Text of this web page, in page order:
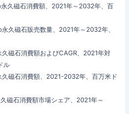
久磁石消費額、2021年～2032年、百
久磁石販売数量、2021年～2032年、
磁石消費額およびCAGR、2021年対
ル
磁石消費額、2021-2032年、百万米ド
磁石消費額市場シェア、2021年～